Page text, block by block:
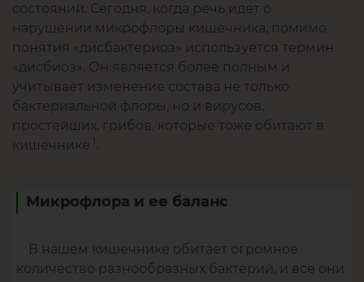
состояний. Сегодня, когда речь идет о
нарушении микрофлоры кишечника, помимо
понятия «дисбактериоз» используется термин
«дисбиоз». Он является более полным и
учитывает изменение состава не только
бактериальной флоры, но и вирусов,
простейших, грибов, которые тоже обитают в
кишечнике 1.
Микрофлора и ее баланс
В нашем кишечнике обитает огромное
количество разнообразных бактерий, и все они